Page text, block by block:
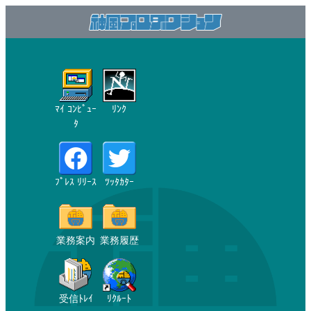
ﾏｲ ｺﾝﾋﾟｭｰ
ﾀ
ﾘﾝｸ
ﾌﾟﾚｽ ﾘﾘｰｽ ﾂｯﾀｶﾀｰ
業務案内 業務履歴
受信ﾄﾚｲ ﾘｸﾙｰﾄ